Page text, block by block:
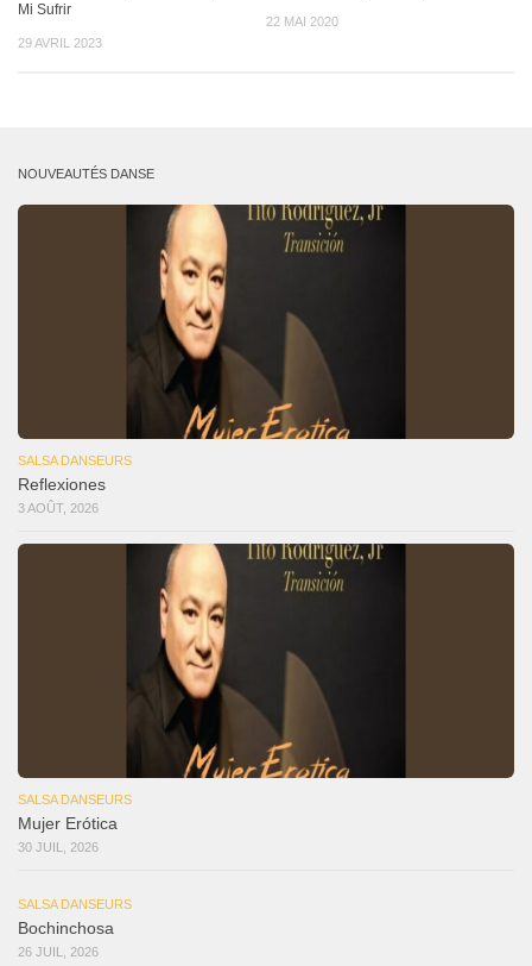
Mi Sufrir
29 AVRIL 2023
22 MAI 2020
NOUVEAUTÉS DANSE
SALSA DANSEURS
Reflexiones
3 AOÛT, 2026
SALSA DANSEURS
Mujer Erótica
30 JUIL, 2026
SALSA DANSEURS
Bochinchosa
26 JUIL, 2026